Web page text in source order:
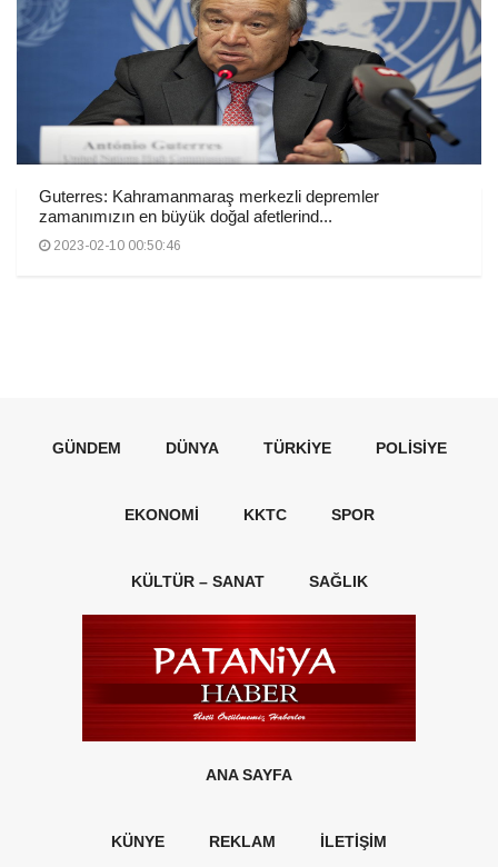
Guterres: Kahramanmaraş merkezli depremler
zamanımızın en büyük doğal afetlerind...
2023-02-10 00:50:46
GÜNDEM DÜNYA TÜRKIYE POLISIYE
EKONOMI KKTC SPOR
KÜLTÜR – SANAT SAĞLIK
ANA SAYFA
KÜNYE REKLAM İLETİŞİM